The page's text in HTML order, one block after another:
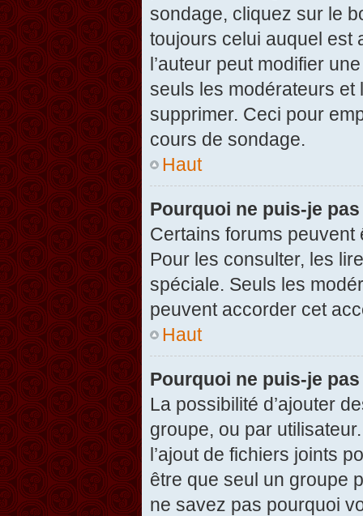
sondage, cliquez sur le
toujours celui auquel est
l’auteur peut modifier
seuls les modérateurs et
supprimer. Ceci pour
cours de sondage.
Haut
Pourquoi ne puis-je
Certains forums
Pour les consulter, les
spéciale. Seuls les
peuvent accorder cet
Haut
Pourquoi ne puis-je
La possibilité d’ajouter
groupe, ou par
l’ajout de fichiers joints
être que seul un groupe
ne savez pas pourquoi